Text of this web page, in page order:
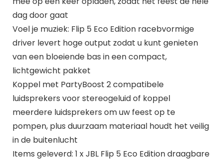
dag door gaat
Voel je muziek: Flip 5 Eco Edition racebvormige
driver levert hoge output zodat u kunt genieten
van een bloeiende bas in een compact,
lichtgewicht pakket
Koppel met PartyBoost 2 compatibele
luidsprekers voor stereogeluid of koppel
meerdere luidsprekers om uw feest op te
pompen, plus duurzaam materiaal houdt het veilig
in de buitenlucht
Items geleverd: 1 x JBL Flip 5 Eco Edition draagbare